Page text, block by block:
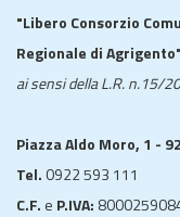
"Libero Consorzio
Regionale di Agrigento"
ai sensi della L.R. n.15/
Piazza Aldo Moro, 1 -
Tel. 0922 593 111
C.F. e P.IVA: